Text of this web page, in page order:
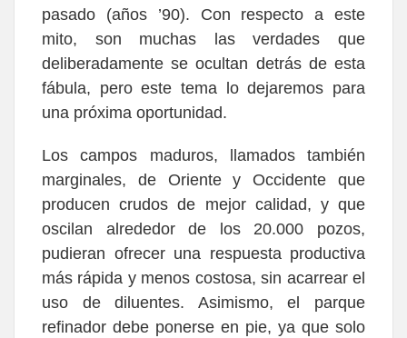
pasado (años ’90). Con respecto a este
mito, son muchas las verdades que
deliberadamente se ocultan detrás de esta
fábula, pero este tema lo dejaremos para
una próxima oportunidad.
Los campos maduros, llamados también
marginales, de Oriente y Occidente que
producen crudos de mejor calidad, y que
oscilan alrededor de los 20.000 pozos,
pudieran ofrecer una respuesta productiva
más rápida y menos costosa, sin acarrear el
uso de diluentes. Asimismo, el parque
refinador debe ponerse en pie, ya que solo